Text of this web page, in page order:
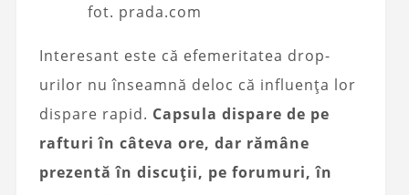
fot. prada.com
Interesant este că efemeritatea drop-
urilor nu înseamnă deloc că influența lor
dispare rapid. Capsula dispare de pe
rafturi în câteva ore, dar rămâne
prezentă în discuții, pe forumuri, în